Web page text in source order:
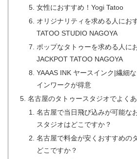
女性におすすめ！Yogi Tatoo
オリジナリティを求める人にお
TATOO STUDIO NAGOYA
ポップなタトゥーを求める人に
JACKPOT TATOO NAGOYA
YAAAS INK ヤースインク|繊細
インワークが得意
名古屋のタトゥースタジオでよく
名古屋で当日飛び込みが可能な
スタジオはどこですか？
名古屋で料金が安くおすすめの
どこですか？